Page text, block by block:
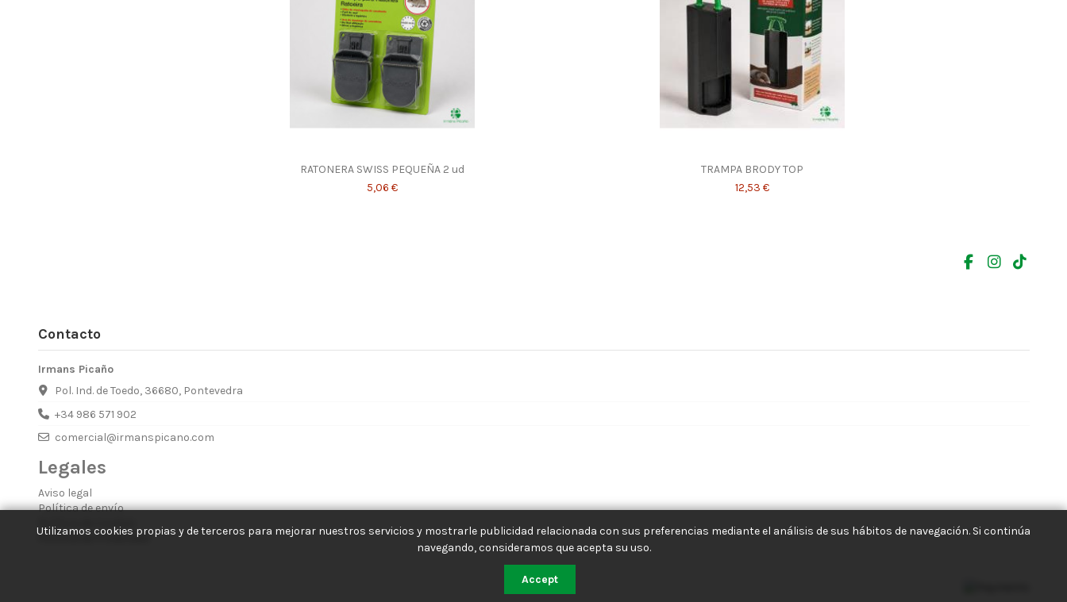
RATONERA SWISS PEQUEÑA 2 ud
5,06 €
TRAMPA BRODY TOP
12,53 €
Contacto
Irmans Picaño
Pol. Ind. de Toedo, 36680, Pontevedra
+34 986 571 902
comercial@irmanspicano.com
Legales
Aviso legal
Política de envío
Política de Privacidad
Utilizamos cookies propias y de terceros para mejorar nuestros servicios y mostrarle publicidad relacionada con sus preferencias mediante el análisis de sus hábitos de navegación. Si continúa
navegando, consideramos que acepta su uso.
Accept